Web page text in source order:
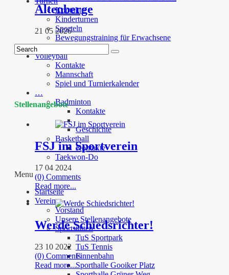
Kontakte
Kinderturnen
Sporteln
Bewegungstraining für Erwachsene
Faustball
Volleyball
Kontakte
Mannschaft
Spiel und Turnierkalender
…
Badminton
Kontakte
Geschichte
Basketball
Kontakte
Taekwon-Do
Menu
Startseite
Verein
Vorstand
Unsere Stellenangebote
Sportstätten
TuS Sportpark
TuS Tennis
Finnenbahn
Sporthalle Gooiker Platz
Altenberge
21 05 2026
Stellenangebote
FSJ im Sportverein
17 04 2024
(0) Comments
Read more...
Werde Schiedsrichter!
23 10 2022
(0) Comments
Read more...